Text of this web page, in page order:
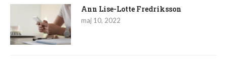
Ann Lise-Lotte Fredriksson
maj 10, 2022